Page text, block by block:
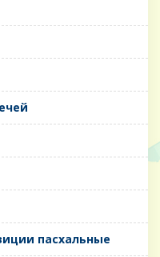
пасхальные